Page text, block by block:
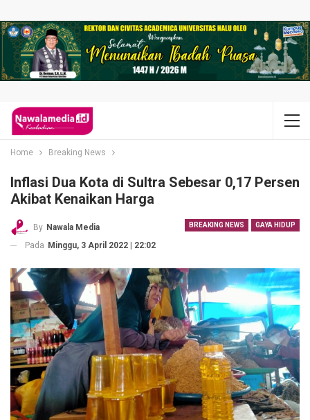
Home Breaking News
Inflasi Dua Kota di Sultra Sebesar 0,17 Persen
Akibat Kenaikan Harga
BREAKING NEWS GAYA HIDUP
By Nawala Media
Pada Minggu, 3 April 2022 | 22:02